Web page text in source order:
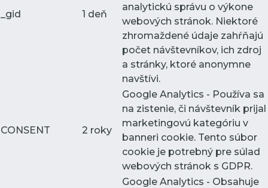
_gid 1 deň
analytickú správu o výkone
webových stránok. Niektoré
zhromaždené údaje zahŕňajú
počet návštevníkov, ich zdroj
a stránky, ktoré anonymne
navštívi.
CONSENT 2 roky
Google Analytics - Používa sa
na zistenie, či návštevník prijal
marketingovú kategóriu v
banneri cookie. Tento súbor
cookie je potrebný pre súlad
webových stránok s GDPR.
Google Analytics - Obsahuje